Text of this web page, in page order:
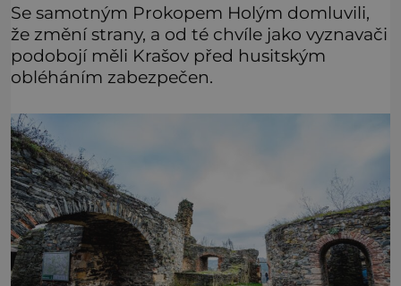
Se samotným Prokopem Holým domluvili,
že změní strany, a od té chvíle jako vyznavači
podobojí měli Krašov před husitským
obléháním zabezpečen.